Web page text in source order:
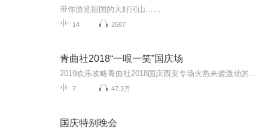
带你游览祖国的大好河山……
14 2687
青曲社2018“一哏一笑”国庆场
7 47.3万
国庆特别晚会